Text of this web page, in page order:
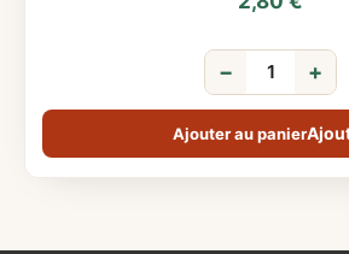
− +
Ajouter au panier